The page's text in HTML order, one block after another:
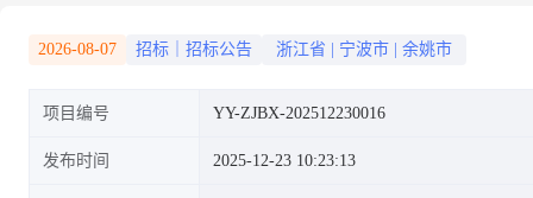
2026-08-07 招标｜招标公告 浙江省 宁波市 余姚市
项目编号 YY-ZJBX-202512230016
发布时间 2025-12-23 10:23:13